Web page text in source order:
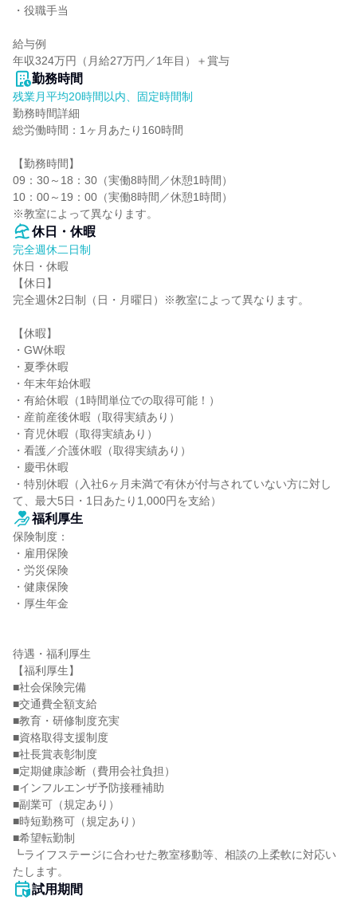
・役職手当
給与例
年収324万円（月給27万円／1年目）＋賞与
勤務時間
残業月平均20時間以内、固定時間制
勤務時間詳細
総労働時間：1ヶ月あたり160時間
【勤務時間】
09：30～18：30（実働8時間／休憩1時間）
10：00～19：00（実働8時間／休憩1時間）
※教室によって異なります。
休日・休暇
完全週休二日制
休日・休暇
【休日】
完全週休2日制（日・月曜日）※教室によって異なります。
【休暇】
・GW休暇
・夏季休暇
・年末年始休暇
・有給休暇（1時間単位での取得可能！）
・産前産後休暇（取得実績あり）
・育児休暇（取得実績あり）
・看護／介護休暇（取得実績あり）
・慶弔休暇
・特別休暇（入社6ヶ月未満で有休が付与されていない方に対し
て、最大5日・1日あたり1,000円を支給）
福利厚生
保険制度：
・雇用保険
・労災保険
・健康保険
・厚生年金
待遇・福利厚生
【福利厚生】
■社会保険完備
■交通費全額支給
■教育・研修制度充実
■資格取得支援制度
■社長賞表彰制度
■定期健康診断（費用会社負担）
■インフルエンザ予防接種補助
■副業可（規定あり）
■時短勤務可（規定あり）
■希望転勤制
┗ライフステージに合わせた教室移動等、相談の上柔軟に対応い
たします。
試用期間